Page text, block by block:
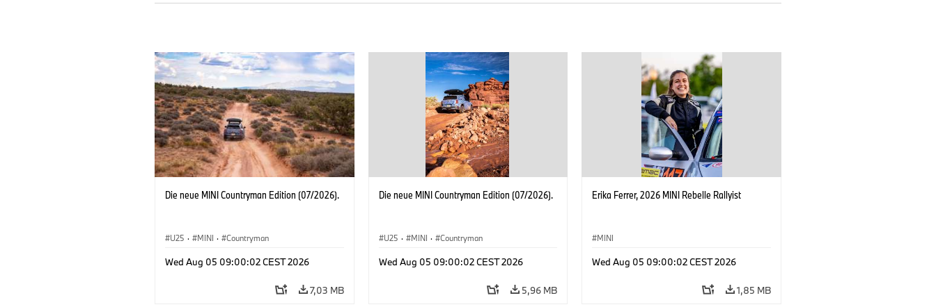
Die neue MINI Countryman Edition (07/2026).
U25 · MINI · Countryman
Wed Aug 05 09:00:02 CEST 2026
7,03 MB
Die neue MINI Countryman Edition (07/2026).
U25 · MINI · Countryman
Wed Aug 05 09:00:02 CEST 2026
5,96 MB
Erika Ferrer, 2026 MINI Rebelle Rallyist
MINI
Wed Aug 05 09:00:02 CEST 2026
1,85 MB